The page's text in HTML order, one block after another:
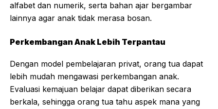
alfabet dan numerik, serta bahan ajar bergambar
lainnya agar anak tidak merasa bosan.
Perkembangan Anak Lebih Terpantau
Dengan model pembelajaran privat, orang tua dapat
lebih mudah mengawasi perkembangan anak.
Evaluasi kemajuan belajar dapat diberikan secara
berkala, sehingga orang tua tahu aspek mana yang